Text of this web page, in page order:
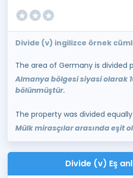
Divide (v) ingilizce örnek
The area of Germany is divided
Almanya bölgesi siyasi olarak
bölünmüştür.
The property was divided
Mülk mirasçılar arasında eşit
Divide (v) Eş